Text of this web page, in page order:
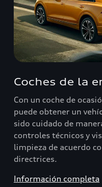
Coches de la
Con un coche de
puede obtener un
sido cuidado de
controles técnicos y
limpieza de acuerdo
directrices.
Información completa